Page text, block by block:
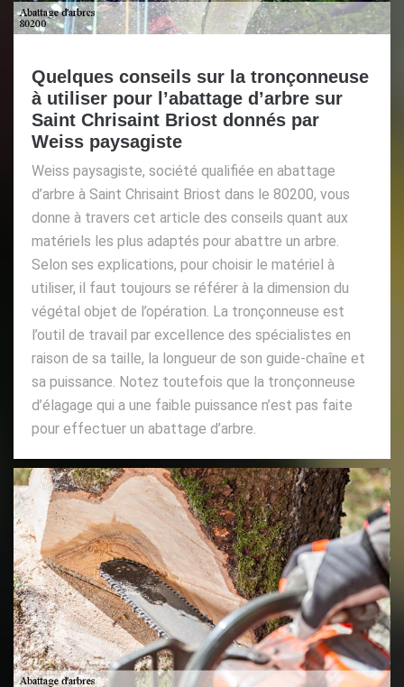
Quelques conseils sur la tronçonneuse
à utiliser pour l’abattage d’arbre sur
Saint Chrisaint Briost donnés par
Weiss paysagiste
Weiss paysagiste, société qualifiée en abattage
d’arbre à Saint Chrisaint Briost dans le 80200, vous
donne à travers cet article des conseils quant aux
matériels les plus adaptés pour abattre un arbre.
Selon ses explications, pour choisir le matériel à
utiliser, il faut toujours se référer à la dimension du
végétal objet de l’opération. La tronçonneuse est
l’outil de travail par excellence des spécialistes en
raison de sa taille, la longueur de son guide-chaîne et
sa puissance. Notez toutefois que la tronçonneuse
d’élagage qui a une faible puissance n’est pas faite
pour effectuer un abattage d’arbre.